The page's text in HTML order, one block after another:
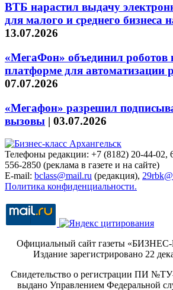
ВТБ нарастил выдачу
для малого и среднего бизнеса
13.07.2026
«МегаФон» объединил роботов
платформе для автоматизации
07.07.2026
«Мегафон» разрешил
вызовы | 03.07.2026
Телефоны редакции: +7 (8182) 20-44-02,
556-2850 (реклама в газете и на сайте)
E-mail: bclass@mail.ru (редакция),
Политика конфиденциальности.
Официальный сайт газеты
Издание зарегистрировано 22
Свидетельство о регистрации ПИ
выдано Управлением Федеральной